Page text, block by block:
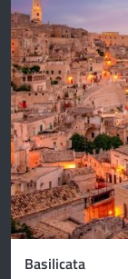
Basilicata